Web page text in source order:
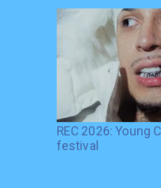
REC 2026: Young
festival